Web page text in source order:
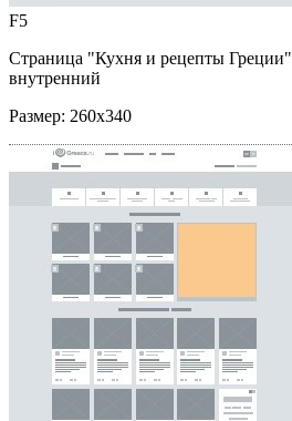
F5
Страница "Кухня и рецепты Греции"
внутренний
Размер: 260x340